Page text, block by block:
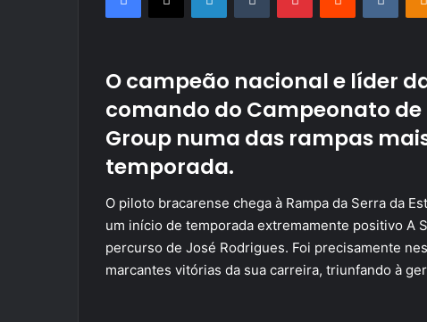
O campeão nacional e líder
comando do Campeonato
Group numa das rampas
temporada.
O piloto bracarense chega à Rampa da Serra da
um início de temporada extremamente positivo A
percurso de José Rodrigues. Foi precisamente
marcantes vitórias da sua carreira, triunfando à